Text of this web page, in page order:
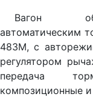
Вагон
автоматическим
483М, с
регулятором
передача
композиционные